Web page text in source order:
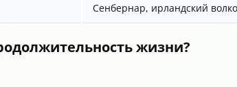
Сенбернар, ирландский
жизни?